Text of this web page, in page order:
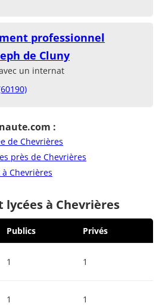
professionnel
de Cluny
un internat
:
de Chevrières
près de Chevrières
Chevrières
lycées à Chevrières
Publics Privés
1 1
1 1